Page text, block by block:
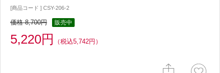
[商品コード ] CSY-206-2
価格 8,700円 販売中
5,220円 （税込5,742円）